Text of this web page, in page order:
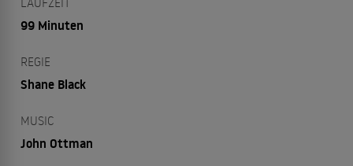
99 Minuten
REGIE
Shane Black
MUSIC
John Ottman